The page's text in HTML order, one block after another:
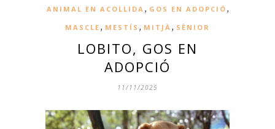
ANIMAL EN ACOLLIDA , GOS EN ADOPCIÓ ,
MASCLE , MESTÍS , MITJÀ , SÈNIOR
LOBITO, GOS EN
ADOPCIÓ
11/11/2025